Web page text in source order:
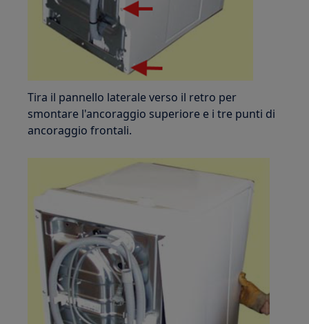
Tira il pannello laterale verso il retro per
smontare l'ancoraggio superiore e i tre punti di
ancoraggio frontali.